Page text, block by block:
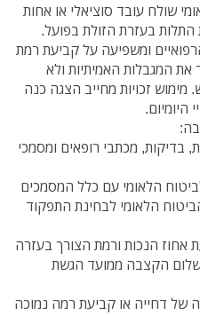
שולח עובד סוציאלי או אחות
בעזרת הזולת בפועל.
ומשפיעה על קביעת רמת
המגבלות האמיתיות ולא
זכויות מחייב הצגה כנה
בדיקות, מכתבי רופאים ומסמכי
הלאומי עם כלל המסמכים
הלאומי לבחינת התפקוד
אחוז הנכות ורמת הצורך בעזרה
הקצבה ממועד הגשת